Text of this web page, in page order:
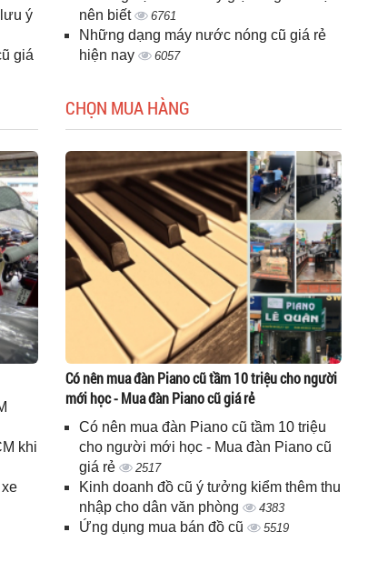
ý
giá
nên biết
6761
Những dạng máy nước nóng cũ giá rẻ
hiện nay
6057
khi
CHỌN MUA HÀNG
Có nên mua đàn Piano cũ tầm 10 triệu cho người
mới học - Mua đàn Piano cũ giá rẻ
Có nên mua đàn Piano cũ tầm 10 triệu
cho người mới học - Mua đàn Piano cũ
giá rẻ
2517
Kinh doanh đồ cũ ý tưởng kiểm thêm thu
nhập cho dân văn phòng
4383
Ứng dụng mua bán đồ cũ 5519